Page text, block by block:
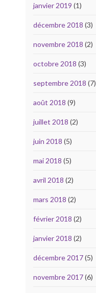
janvier 2019 (1)
décembre 2018 (3)
novembre 2018 (2)
octobre 2018 (3)
septembre 2018 (7)
août 2018 (9)
juillet 2018 (2)
juin 2018 (5)
mai 2018 (5)
avril 2018 (2)
mars 2018 (2)
février 2018 (2)
janvier 2018 (2)
décembre 2017(5)
novembre 2017(6)